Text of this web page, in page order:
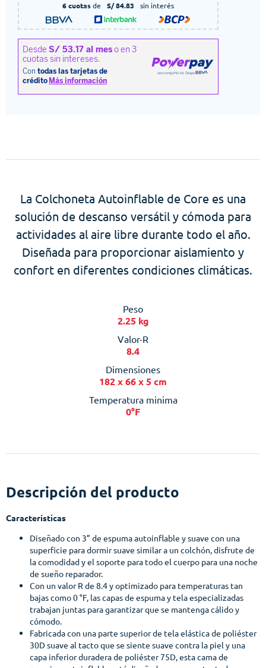
6 cuotasde S/ 84.83 sin interés
La Colchoneta Autoinflable de Core es una
solución de descanso versátil y cómoda para
actividades al aire libre durante todo el año.
Diseñada para proporcionar aislamiento y
confort en diferentes condiciones climáticas.
Peso
2.25 kg
Valor-R
8.4
Dimensiones
182 x 66 x 5 cm
Temperatura minima
0°F
Descripción del producto
Características
Diseñado con 3” de espuma autoinflable y suave con una
superficie para dormir suave similar a un colchón, disfrute de
la comodidad y el soporte para todo el cuerpo para una noche
de sueño reparador.
Con un valor R de 8.4 y optimizado para temperaturas tan
bajas como 0 °F, las capas de espuma y tela especializadas
trabajan juntas para garantizar que se mantenga cálido y
cómodo.
Fabricada con una parte superior de tela elástica de poliéster
30D suave al tacto que se siente suave contra la piel y una
capa inferior duradera de poliéster 75D, esta cama de